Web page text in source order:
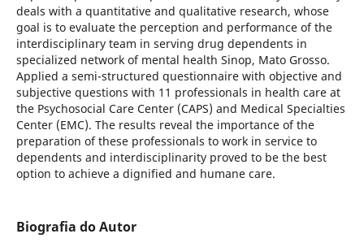
deals with a quantitative and qualitative research, whose
goal is to evaluate the perception and performance of the
interdisciplinary team in serving drug dependents in
specialized network of mental health Sinop, Mato Grosso.
Applied a semi-structured questionnaire with objective and
subjective questions with 11 professionals in health care at
the Psychosocial Care Center (CAPS) and Medical Specialties
Center (EMC). The results reveal the importance of the
preparation of these professionals to work in service to
dependents and interdisciplinarity proved to be the best
option to achieve a dignified and humane care.
Biografia do Autor